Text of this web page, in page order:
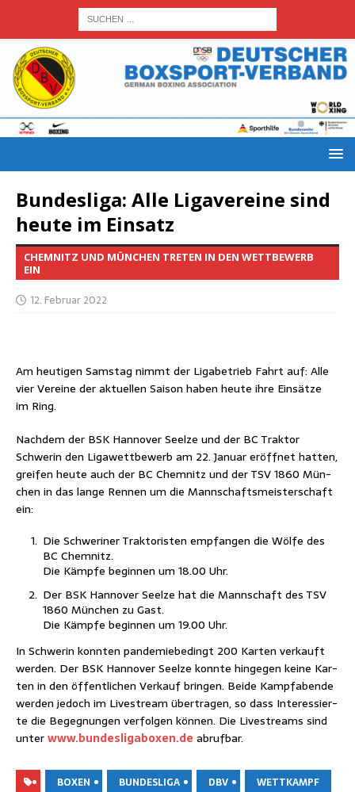
Bun­des­li­ga: Alle Liga­ver­ei­ne sind
heu­te im Einsatz
CHEMNITZ UND MÜNCHEN TRETEN IN DEN WETTBEWERB
EIN
12. Februar 2022
Am heu­ti­gen Sams­tag nimmt der Liga­be­trieb Fahrt auf: Alle
vier Ver­ei­ne der aktu­el­len Sai­son haben heu­te ihre Ein­sät­ze
im Ring.
Nach­dem der BSK Han­no­ver Seel­ze und der BC Trak­tor
Schwe­rin den Liga­wett­be­werb am 22. Janu­ar eröff­net hat­ten,
grei­fen heu­te auch der BC Chem­nitz und der TSV 1860 Mün­
chen in das lan­ge Ren­nen um die Mann­schafts­meis­ter­schaft
ein:
Die Schwe­ri­ner Trak­to­ris­ten emp­fan­gen die Wöl­fe des
BC Chemnitz.
Die Kämp­fe begin­nen um 18.00 Uhr.
Der BSK Han­no­ver Seel­ze hat die Mann­schaft des TSV
1860 Mün­chen zu Gast.
Die Kämp­fe begin­nen um 19.00 Uhr.
In Schwe­rin konn­ten pan­de­mie­be­dingt 200 Kar­ten ver­kauft
wer­den. Der BSK Han­no­ver Seel­ze konn­te hin­ge­gen kei­ne Kar­
ten in den öffent­li­chen Ver­kauf brin­gen. Bei­de Kampf­aben­de
wer­den jedoch im Live­stream über­tra­gen, so dass Inter­es­sier­
te die Begeg­nun­gen ver­fol­gen kön­nen. Die Live­streams sind
unterwww.bundesligaboxen.de abrufbar.
BOXEN BUNDESLIGA DBV WETTKAMPF